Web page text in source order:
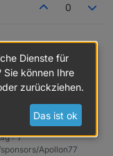
0
:-)
und RAM
:-)
Apollon77
Dienste für
Sie können Ihre
zurückziehen.
Das ist ok